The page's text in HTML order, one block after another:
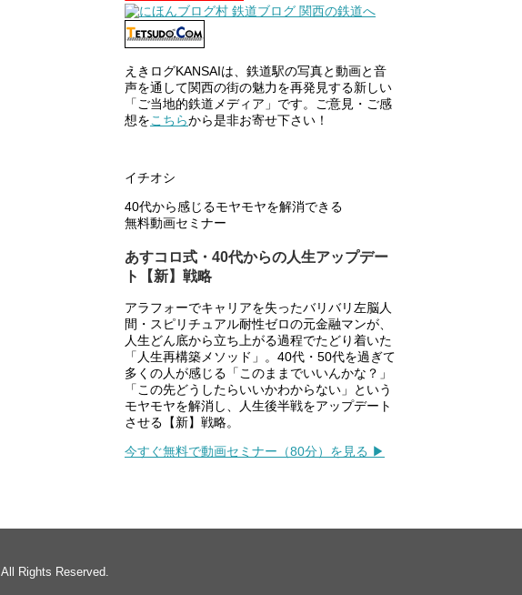
えきログKANSAIは、鉄道駅の写真と動画と音
声を通して関西の街の魅力を再発見する新しい
「ご当地的鉄道メディア」です。ご意見・ご感
想をこちらから是非お寄せ下さい！
イチオシ
40代から感じるモヤモヤを解消できる
無料動画セミナー
あすコロ式・40代からの人生アップデー
ト【新】戦略
アラフォーでキャリアを失ったバリバリ左脳人
間・スピリチュアル耐性ゼロの元金融マンが、
人生どん底から立ち上がる過程でたどり着いた
「人生再構築メソッド」。40代・50代を過ぎて
多くの人が感じる「このままでいいんかな？」
「この先どうしたらいいかわからない」という
モヤモヤを解消し、人生後半戦をアップデート
させる【新】戦略。
今すぐ無料で動画セミナー（80分）を見る ▶
All Rights Reserved.